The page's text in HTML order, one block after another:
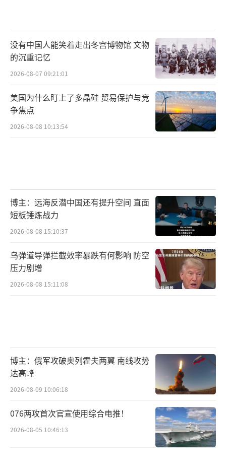
没有中国人能笑着走出冬宫博物馆 文物
的沉重记忆
2026-08-07 09:21:01
美国为什么盯上了多晶硅 贸易保护与竞
争焦点
2026-08-08 10:13:54
博主：远海反潜中国还有提升空间 直面
短板锤炼战力
2026-08-08 15:10:37
乌弹道导弹拦截效率暴跌有何影响 防空
压力剧增
2026-08-08 15:11:08
博主：俄军攻破奥列霍夫两翼 南线攻势
达高峰
2026-08-09 10:06:18
076两攻首次官宣使用综合电推！
2026-08-05 10:46:13